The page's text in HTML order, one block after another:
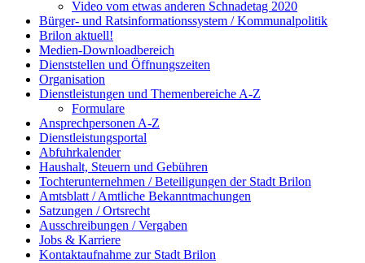
Video vom etwas anderen Schnadetag 2020
Bürger- und Ratsinformationssystem / Kommunalpolitik
Brilon aktuell!
Medien-Downloadbereich
Dienststellen und Öffnungszeiten
Organisation
Dienstleistungen und Themenbereiche A-Z
Formulare
Ansprechpersonen A-Z
Dienstleistungsportal
Abfuhrkalender
Haushalt, Steuern und Gebühren
Tochterunternehmen / Beteiligungen der Stadt Brilon
Amtsblatt / Amtliche Bekanntmachungen
Satzungen / Ortsrecht
Ausschreibungen / Vergaben
Jobs & Karriere
Kontaktaufnahme zur Stadt Brilon